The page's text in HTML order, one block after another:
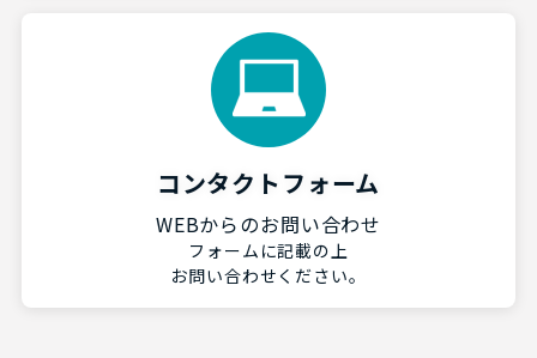
コンタクトフォーム
WEBからのお問い合わせ
フォームに記載の上
お問い合わせください。